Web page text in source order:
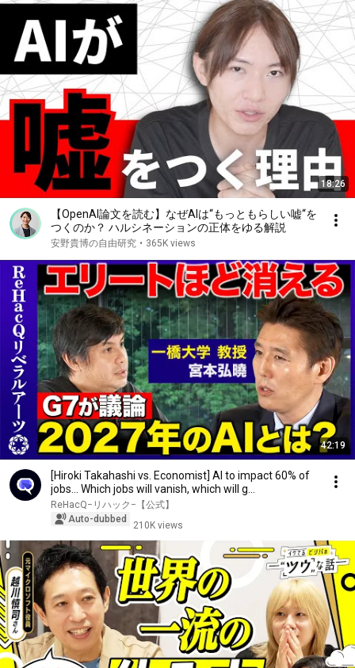
18:26
【OpenAI論文を読む】なぜAIは“もっともらしい嘘“を
つくのか？ ハルシネーションの正体をゆる解説
安野貴博の自由研究 • 365K views
42:19
[Hiroki Takahashi vs. Economist] AI to impact 60% of
jobs... Which jobs will vanish, which will g...
ReHacQ−リハック−【公式】
Auto-dubbed
210K views